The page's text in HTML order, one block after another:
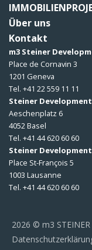
Über uns
Kontakt
m3 Steiner
Place de Cornavin 3
1201 Geneva
Tel. +41 22 559 11 11
Steiner Development
Aeschenplatz 6
4052 Basel
Tel. +41 44 620 60 60
Steiner Development
Place St-François 5
1003 Lausanne
Tel. +41 44 620 60 60
2026 © m3